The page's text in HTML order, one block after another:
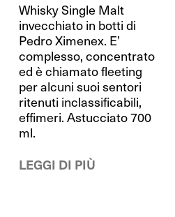
Whisky Single Malt
invecchiato in botti di
Pedro Ximenex. E’
complesso, concentrato
ed è chiamato fleeting
per alcuni suoi sentori
ritenuti inclassificabili,
effimeri. Astucciato 700
ml.
LEGGI DI PIÙ